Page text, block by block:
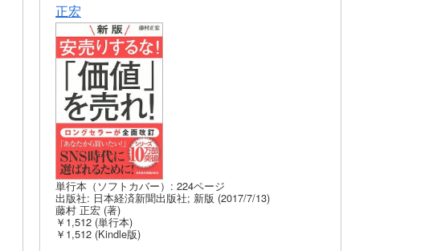
正宏
単行本（ソフトカバー）: 224ページ
出版社: 日本経済新聞出版社; 新版 (2017/7/13)
藤村 正宏 (著)
￥1,512 (単行本)
￥1,512 (Kindle版)